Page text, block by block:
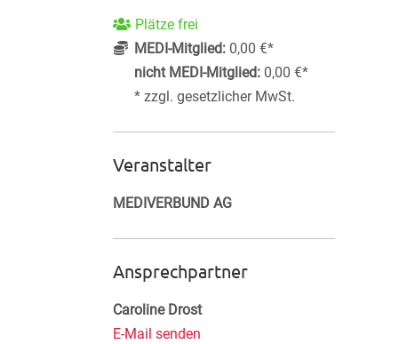
Plätze frei
MEDI-Mitglied:0,00 €*
nicht MEDI-Mitglied:0,00 €*
* zzgl. gesetzlicher MwSt.
Veranstalter
MEDIVERBUND AG
Ansprechpartner
Caroline Drost
E-Mail senden